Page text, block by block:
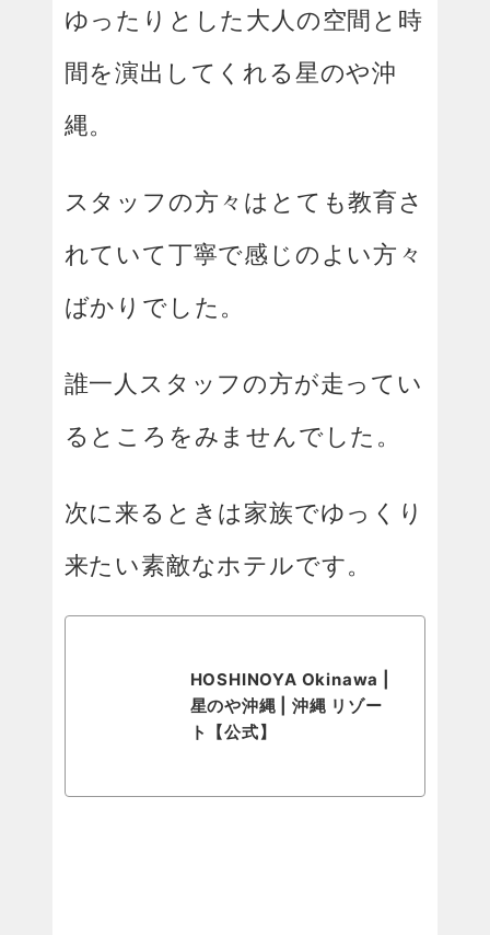
ゆったりとした大人の空間と時
間を演出してくれる星のや沖
縄。
スタッフの方々はとても教育さ
れていて丁寧で感じのよい方々
ばかりでした。
誰一人スタッフの方が走ってい
るところをみませんでした。
次に来るときは家族でゆっくり
来たい素敵なホテルです。
HOSHINOYA Okinawa |
星のや沖縄 | 沖縄 リゾー
ト【公式】